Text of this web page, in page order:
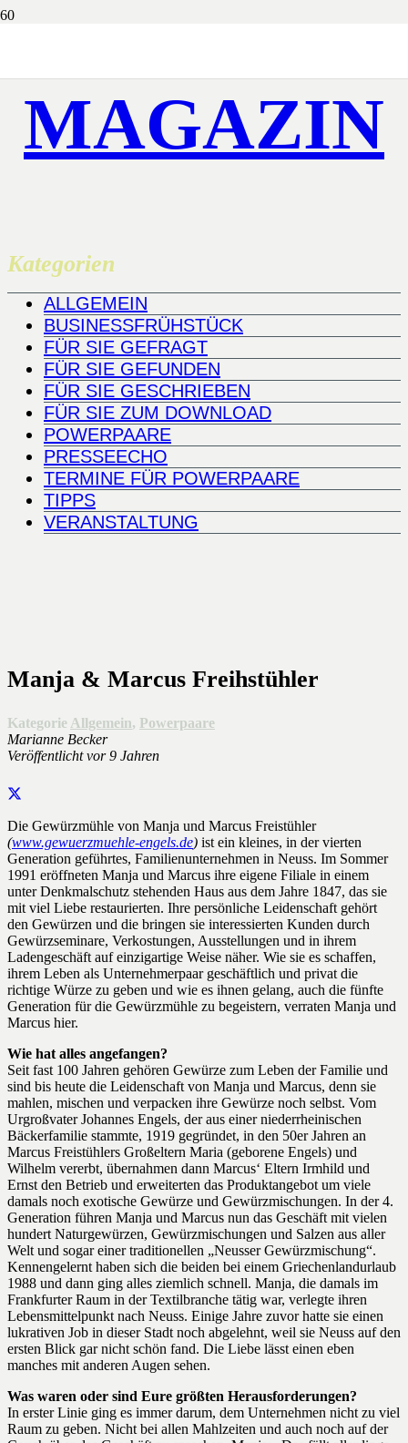
MAGAZIN
Kategorien
ALLGEMEIN
BUSINESSFRÜHSTÜCK
FÜR SIE GEFRAGT
FÜR SIE GEFUNDEN
FÜR SIE GESCHRIEBEN
FÜR SIE ZUM DOWNLOAD
POWERPAARE
PRESSEECHO
TERMINE FÜR POWERPAARE
TIPPS
VERANSTALTUNG
Manja & Marcus Freihstühler
KategorieAllgemein, Powerpaare
Marianne Becker
Veröffentlichtvor 9 Jahren
Die Gewürzmühle von Manja und Marcus Freistühler
(www.gewuerzmuehle-engels.de) ist ein kleines, in der vierten
Generation geführtes, Familienunternehmen in Neuss. Im Sommer
1991 eröffneten Manja und Marcus ihre eigene Filiale in einem
unter Denkmalschutz stehenden Haus aus dem Jahre 1847, das sie
mit viel Liebe restaurierten. Ihre persönliche Leidenschaft gehört
den Gewürzen und die bringen sie interessierten Kunden durch
Gewürzseminare, Verkostungen, Ausstellungen und in ihrem
Ladengeschäft auf einzigartige Weise näher. Wie sie es schaffen,
ihrem Leben als Unternehmerpaar geschäftlich und privat die
richtige Würze zu geben und wie es ihnen gelang, auch die fünfte
Generation für die Gewürzmühle zu begeistern, verraten Manja und
Marcus hier.
Wie hat alles angefangen?
Seit fast 100 Jahren gehören Gewürze zum Leben der Familie und
sind bis heute die Leidenschaft von Manja und Marcus, denn sie
mahlen, mischen und verpacken ihre Gewürze noch selbst. Vom
Urgroßvater Johannes Engels, der aus einer niederrheinischen
Bäckerfamilie stammte, 1919 gegründet, in den 50er Jahren an
Marcus Freistühlers Großeltern Maria (geborene Engels) und
Wilhelm vererbt, übernahmen dann Marcus‘ Eltern Irmhild und
Ernst den Betrieb und erweiterten das Produktangebot um viele
damals noch exotische Gewürze und Gewürzmischungen. In der 4.
Generation führen Manja und Marcus nun das Geschäft mit vielen
hundert Naturgewürzen, Gewürzmischungen und Salzen aus aller
Welt und sogar einer traditionellen „Neusser Gewürzmischung“.
Kennengelernt haben sich die beiden bei einem Griechenlandurlaub
1988 und dann ging alles ziemlich schnell. Manja, die damals im
Frankfurter Raum in der Textilbranche tätig war, verlegte ihren
Lebensmittelpunkt nach Neuss. Einige Jahre zuvor hatte sie einen
lukrativen Job in dieser Stadt noch abgelehnt, weil sie Neuss auf den
ersten Blick gar nicht schön fand. Die Liebe lässt einen eben
manches mit anderen Augen sehen.
Was waren oder sind Eure größten Herausforderungen?
In erster Linie ging es immer darum, dem Unternehmen nicht zu viel
Raum zu geben. Nicht bei allen Mahlzeiten und auch noch auf der